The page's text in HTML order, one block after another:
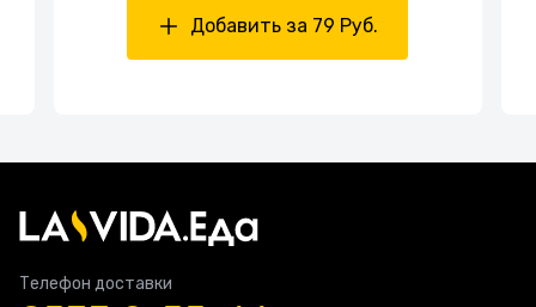
Добавить за 79 Руб.
Телефон доставки